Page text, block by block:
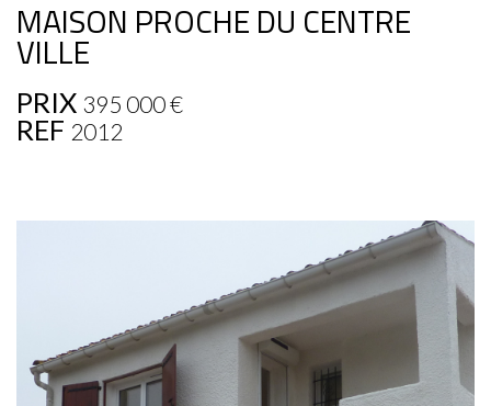
MAISON PROCHE DU CENTRE
VILLE
PRIX 395 000€
REF 2012